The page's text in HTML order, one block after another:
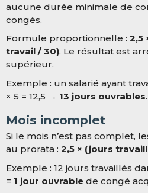
aucune durée minimale de
congés.
Formule proportionnelle : 2,5
travail / 30). Le résultat est
supérieur.
Exemple : un salarié ayant
× 5 = 12,5 → 13 jours ouvrables.
Mois incomplet
Si le mois n’est pas complet,
au prorata : 2,5 × (jours
Exemple : 12 jours travaillés
= 1 jour ouvrablede congé